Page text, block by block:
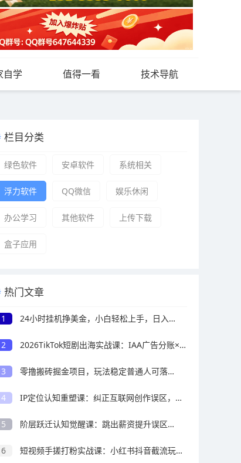
自学 值得一看 技术导航
栏目分类
绿色软件 安卓软件 系统相关
浮力软件 QQ微信 娱乐休闲
办公学习 其他软件 上传下载
盒子应用
热门文章
1 24小时挂机挣美金，小白轻松上手，日入1000+
2 2026TikTok短剧出海实战课：IAA广告分账×IAP付费变现×账号搭建×平台规则×双轨爆发×回款全流程
3 零撸搬砖掘金项目，玩法稳定普通人可落地的长期副业，月收益轻松10000+
4 IP定位认知重塑课：纠正互联网创作误区，深挖IP本质找寻专属个人打造心法
5 阶层跃迁认知觉醒课：跳出薪资提升误区，看懂收入结构与生产资料的财富底层逻辑
6 短视频手搓打粉实战课：小红书抖音截流玩法，零基础精准引流变现